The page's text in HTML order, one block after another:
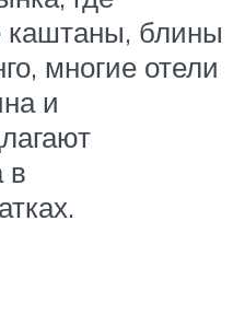
каштаны, блины
многие отели
и
в